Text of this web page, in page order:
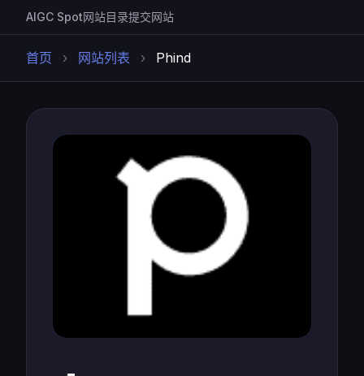
AIGC Spot网站目录提交网站
首页 › 网站列表 › Phind